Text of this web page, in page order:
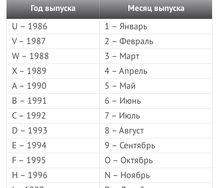
Год выпуска Месяц выпуска
U – 1986
1 – Январь
V – 1987
2 – Февраль
W – 1988
3 – Март
X – 1989
4 – Апрель
A – 1990
5 – Май
B – 1991
6 – Июнь
C – 1992
7 – Июль
D – 1993
8 – Август
E – 1994
9 – Сентябрь
F – 1995
O – Октябрь
H – 1996
N – Ноябрь